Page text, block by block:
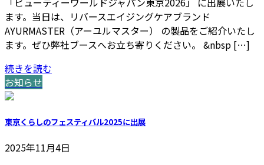
ます。当日は、リバースエイジングケアブランド
AYURMASTER（アーユルマスター） の製品をご紹介いたし
ます。ぜひ弊社ブースへお立ち寄りください。 &nbsp […]
続きを読む
お知らせ
東京くらしのフェスティバル2025に出展
2025年11月4日